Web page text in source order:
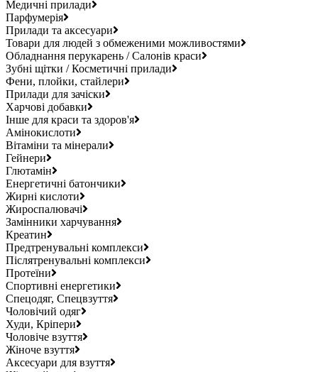
Медичні прилади
Парфумерія
Прилади та аксесуари
Товари для людей з обмеженими можливостями
Обладнання перукарень / Салонів краси
Зубні щітки / Косметичні прилади
Фени, плойки, стайлери
Прилади для зачіски
Харчові добавки
Інше для краси та здоров'я
Амінокислоти
Вітаміни та мінерали
Гейнери
Глютамін
Енергетичні батончики
Жирні кислоти
Жироспалювачі
Замінники харчування
Креатин
Предтренувальні комплекси
Післятренувальні комплекси
Протеїни
Спортивні енергетики
Спецодяг, Спецвзуття
Чоловічий одяг
Худи, Кріпери
Чоловіче взуття
Жіноче взуття
Аксесуари для взуття